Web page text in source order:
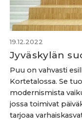
19.12.2022
Jyväskylän
Puu on vahvasti
Kortetalossa. Se
modernismista
jossa toimivat
tarjoaa